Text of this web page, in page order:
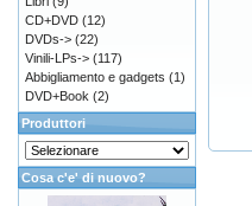
CD+DVD (12)
DVDs-> (22)
Vinili-LPs-> (117)
Abbigliamento e gadgets (1)
DVD+Book (2)
Produttori
Cosa c'e' di nuovo?